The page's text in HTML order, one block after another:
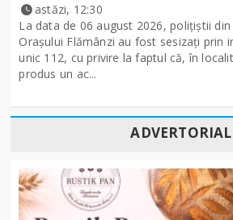
astăzi, 12:30
La data de 06 august 2026, polițiștii
Orașului Flămânzi au fost sesizați prin
unic 112, cu privire la faptul că, în
produs un ac...
ADVERTORIAL